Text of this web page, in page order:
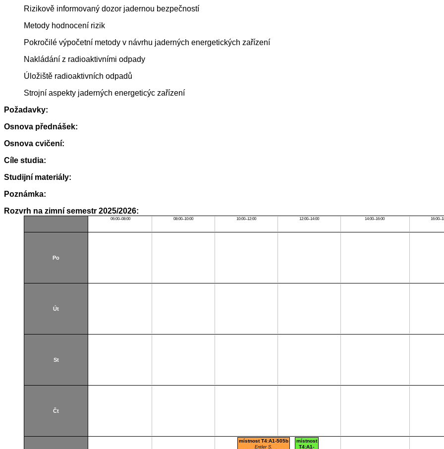
Rizikově informovaný dozor jadernou bezpečností
Metody hodnocení rizik
Pokročilé výpočetní metody v návrhu jaderných energetických zařízení
Nakládání z radioaktivními odpady
Úložiště radioaktivních odpadů
Strojní aspekty jaderných energeticýc zařízení
Požadavky:
Osnova přednášek:
Osnova cvičení:
Cíle studia:
Studijní materiály:
Poznámka:
Rozvrh na zimní semestr 2025/2026:
06:00–08:00 08:00–10:00 10:00–12:00 12:00–14:00 14:00–16:00
Po
Út
St
Čt
místnost T4:A1-505b
Entler S.
místnost
T4:A1-